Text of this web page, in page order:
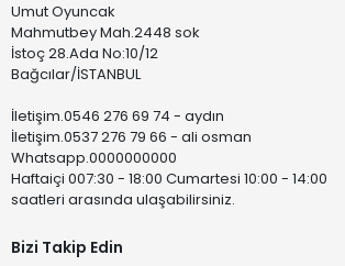
Umut Oyuncak
Mahmutbey Mah.2448 sok
İstoç 28.Ada No:10/12
Bağcılar/İSTANBUL
İletişim.0546 276 69 74 - aydın
İletişim.0537 276 79 66 - ali osman
Whatsapp.0000000000
Haftaiçi 007:30 - 18:00 Cumartesi 10:00 - 14:00
saatleri arasında ulaşabilirsiniz.
Bizi Takip Edin